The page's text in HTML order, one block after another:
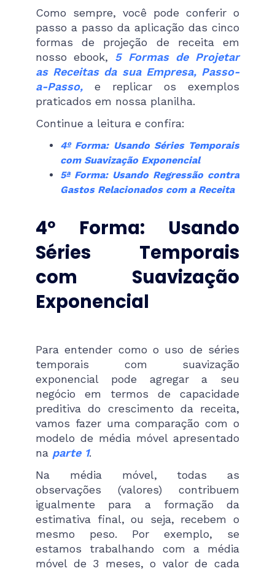
Como sempre, você pode conferir o
passo a passo da aplicação das cinco
formas de projeção de receita em
nosso ebook, 5 Formas de Projetar
as Receitas da sua Empresa, Passo-
a-Passo,e replicar os exemplos
praticados em nossa planilha.
Continue a leitura e confira:
4º Forma: Usando Séries Temporais
com Suavização Exponencial
5ª Forma: Usando Regressão contra
Gastos Relacionados com a Receita
4º Forma: Usando
Séries Temporais
com Suavização
Exponencial
Para entender como o uso de séries
temporais com suavização
exponencial pode agregar a seu
negócio em termos de capacidade
preditiva do crescimento da receita,
vamos fazer uma comparação com o
modelo de média móvel apresentado
na parte 1.
Na média móvel, todas as
observações (valores) contribuem
igualmente para a formação da
estimativa final, ou seja, recebem o
mesmo peso. Por exemplo, se
estamos trabalhando com a média
móvel de 3 meses, o valor de cada